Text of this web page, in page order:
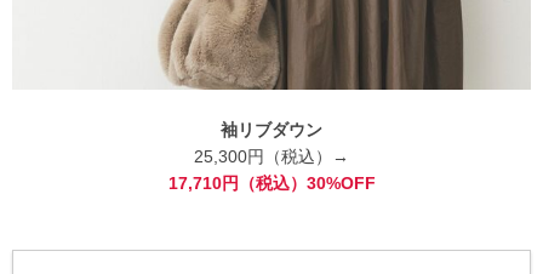
袖リブダウン
25,300円（税込）→
17,710円（税込）30%OFF